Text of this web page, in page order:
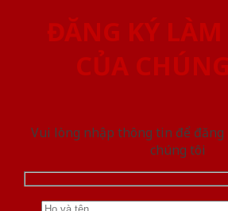
ĐĂNG KÝ
CỦA
Vui lòng nhập thông tin để đăng
chúng tôi